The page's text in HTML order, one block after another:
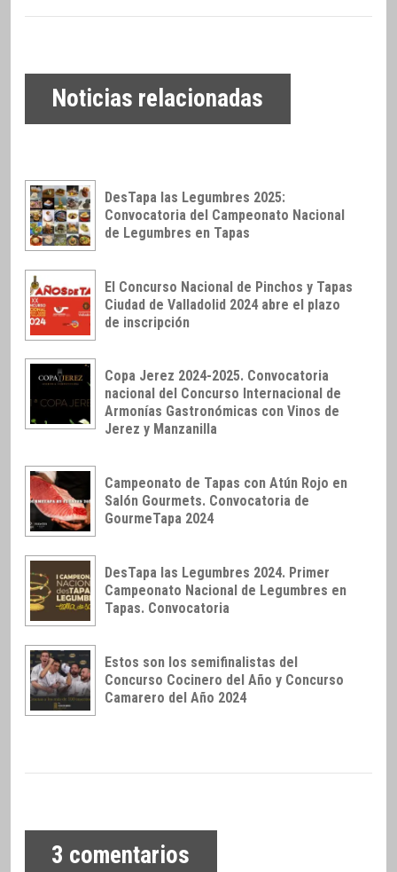
Noticias relacionadas
DesTapa las Legumbres 2025:
Convocatoria del Campeonato Nacional
de Legumbres en Tapas
El Concurso Nacional de Pinchos y Tapas
Ciudad de Valladolid 2024 abre el plazo
de inscripción
Copa Jerez 2024-2025. Convocatoria
nacional del Concurso Internacional de
Armonías Gastronómicas con Vinos de
Jerez y Manzanilla
Campeonato de Tapas con Atún Rojo en
Salón Gourmets. Convocatoria de
GourmeTapa 2024
DesTapa las Legumbres 2024. Primer
Campeonato Nacional de Legumbres en
Tapas. Convocatoria
Estos son los semifinalistas del
Concurso Cocinero del Año y Concurso
Camarero del Año 2024
3 comentarios